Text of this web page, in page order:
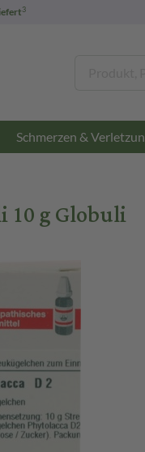
3
Schmerzen &
10 g Globuli